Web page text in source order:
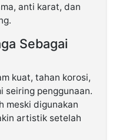
anti karat, dan
Sebagai
kuat, tahan korosi,
seiring penggunaan.
meski digunakan
artistik setelah